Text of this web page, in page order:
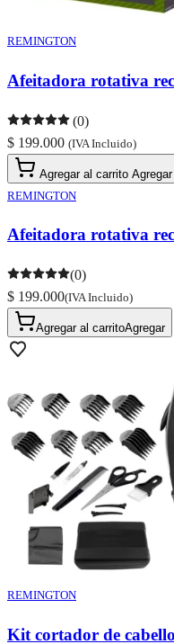
REMINGTON
Afeitadora rotativa
(0)
$ 199.000 (IVA Incluido)
Agregar al carrito Agregar
REMINGTON
Afeitadora rotativa
(0)
$ 199.000(IVA Incluido)
Agregar al carritoAgregar
REMINGTON
Kit cortador de